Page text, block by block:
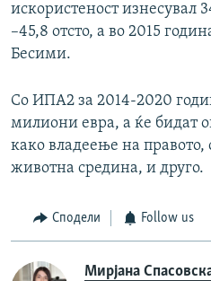
искористеност изнесувал
–45,8 отсто, а во 2015
Бесими.
Со ИПА2 за 2014-2020
милиони евра, а ќе бидат
како владеење на правото,
животна средина, и друго.
Сподели Follow us
Мирјана